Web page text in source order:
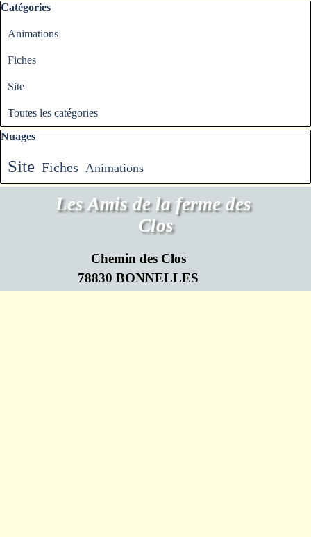
Sauter le bloc Catégories
Catégories
Animations
Fiches
Site
Toutes les catégories
Sauter le bloc Nuages
Nuages
Site Fiches Animations
Les Amis de la ferme des
Clos
Chemin des Clos
78830 BONNELLES